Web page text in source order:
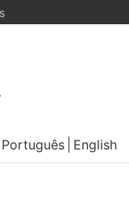
Português English